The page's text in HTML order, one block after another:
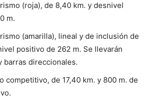
(roja), de 8,40 km. y desnivel
m.
(amarilla), lineal y de inclusión de
positivo de 262 m. Se llevarán
barras direccionales.
competitivo, de 17,40 km. y 800 m. de